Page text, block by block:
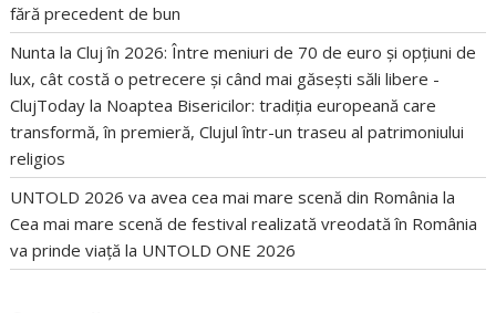
fără precedent de bun
Nunta la Cluj în 2026: Între meniuri de 70 de euro și opțiuni de
lux, cât costă o petrecere și când mai găsești săli libere -
ClujToday la Noaptea Bisericilor: tradiția europeană care
transformă, în premieră, Clujul într-un traseu al patrimoniului
religios
UNTOLD 2026 va avea cea mai mare scenă din România la
Cea mai mare scenă de festival realizată vreodată în România
va prinde viață la UNTOLD ONE 2026